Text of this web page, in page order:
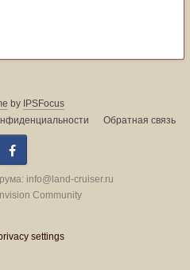
by IPSFocus
Обратная связь
info@land-cruiser.ru
Community
settings